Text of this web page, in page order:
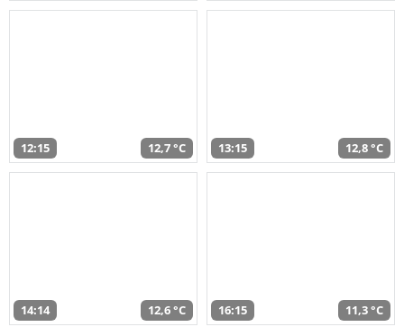
12:15 12,7 °C 13:15 12,8 °C
14:14 12,6 °C 16:15 11,3 °C